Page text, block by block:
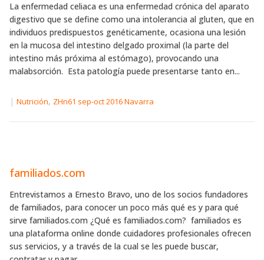
La enfermedad celiaca es una enfermedad crónica del aparato
digestivo que se define como una intolerancia al gluten, que en
individuos predispuestos genéticamente, ocasiona una lesión
en la mucosa del intestino delgado proximal (la parte del
intestino más próxima al estómago), provocando una
malabsorción. Esta patología puede presentarse tanto en...
| Nutrición, ZHn61 sep-oct 2016 Navarra
familiados.com
Entrevistamos a Ernesto Bravo, uno de los socios fundadores
de familiados, para conocer un poco más qué es y para qué
sirve familiados.com ¿Qué es familiados.com? familiados es
una plataforma online donde cuidadores profesionales ofrecen
sus servicios, y a través de la cual se les puede buscar,